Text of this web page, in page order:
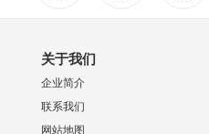
关于我们
企业简介
联系我们
网站地图